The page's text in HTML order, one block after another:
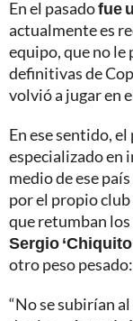
En el pasadofue
actualmente es
equipo, que no le
definitivas de
volvió a jugar en
En ese sentido,
especializado en
medio de ese
por el propio club
que retumban
Sergio
otro peso
“No se subirían